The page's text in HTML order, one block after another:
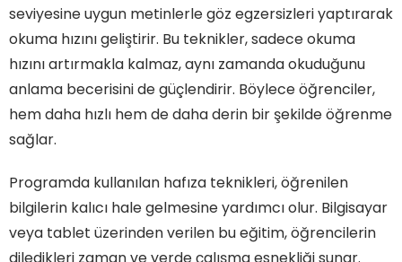
seviyesine uygun metinlerle göz egzersizleri yaptırarak
okuma hızını geliştirir. Bu teknikler, sadece okuma
hızını artırmakla kalmaz, aynı zamanda okuduğunu
anlama becerisini de güçlendirir. Böylece öğrenciler,
hem daha hızlı hem de daha derin bir şekilde öğrenme
sağlar.
Programda kullanılan hafıza teknikleri, öğrenilen
bilgilerin kalıcı hale gelmesine yardımcı olur. Bilgisayar
veya tablet üzerinden verilen bu eğitim, öğrencilerin
diledikleri zaman ve yerde çalışma esnekliği sunar.